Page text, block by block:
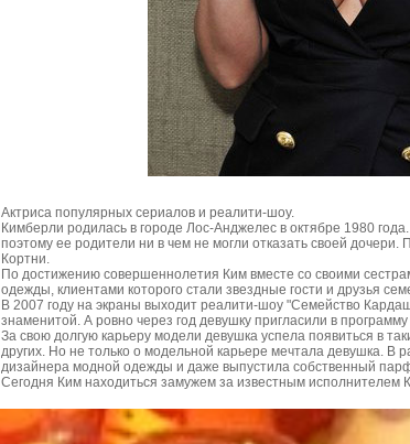
Актриса популярных сериалов и реалити-шоу.
Кимберли родилась в городе Лос-Анджелес в октябре 1980
поэтому ее родители ни в чем не могли отказать своей
Кортни.
По достижению совершеннолетия Ким вместе со своими
одежды, клиентами которого стали звездные гости и друзья
В 2007 году на экраны выходит реалити-шоу "Семейство
знаменитой. А ровно через год девушку пригласили в
За свою долгую карьеру модели девушка успела появиться в
других. Но не только о модельной карьере мечтала девушка. В
дизайнера модной одежды и даже выпустила собственный
Сегодня Ким находиться замужем за известным исполнителем